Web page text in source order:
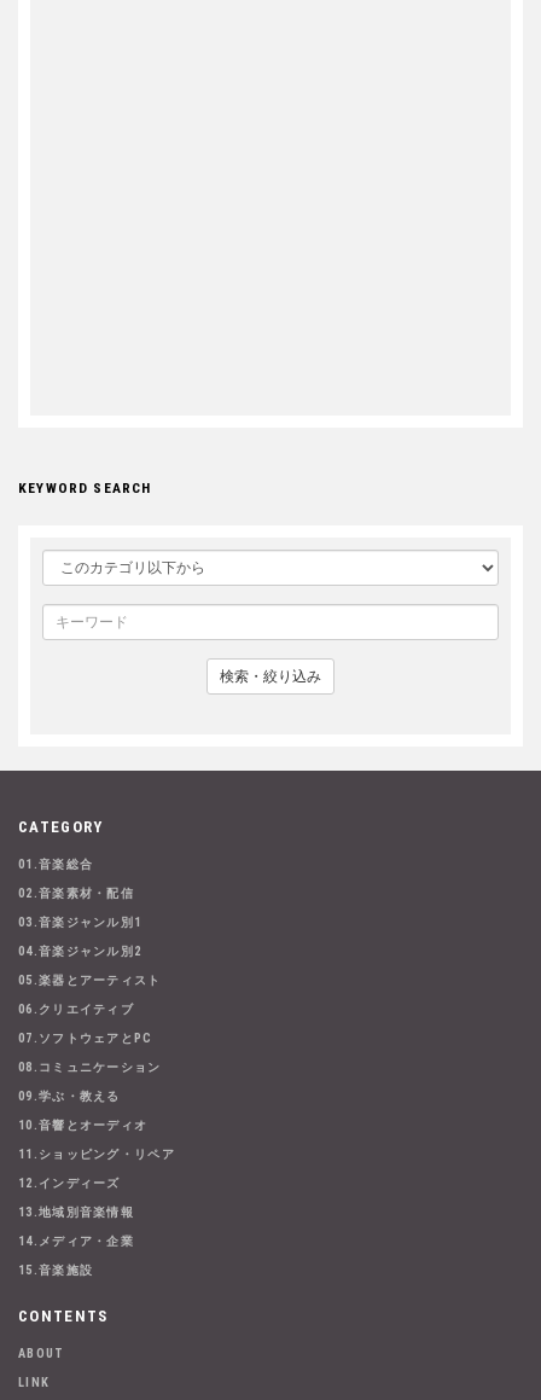
KEYWORD SEARCH
検索・絞り込み
CATEGORY
01.音楽総合
02.音楽素材・配信
03.音楽ジャンル別1
04.音楽ジャンル別2
05.楽器とアーティスト
06.クリエイティブ
07.ソフトウェアとPC
08.コミュニケーション
09.学ぶ・教える
10.音響とオーディオ
11.ショッピング・リペア
12.インディーズ
13.地域別音楽情報
14.メディア・企業
15.音楽施設
CONTENTS
ABOUT
LINK